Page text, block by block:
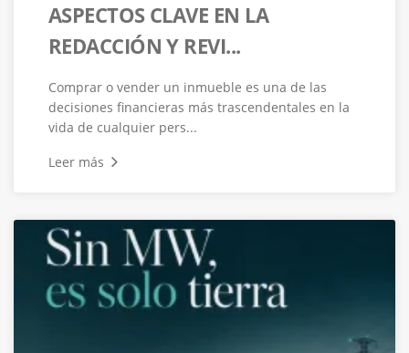
ASPECTOS CLAVE EN LA
REDACCIÓN Y REVI...
Comprar o vender un inmueble es una de las
decisiones financieras más trascendentales en la
vida de cualquier pers...
Leer más